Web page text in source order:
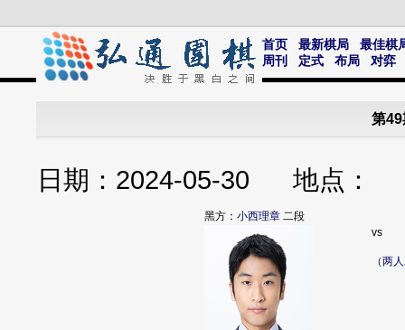
首页 最新棋局
最佳棋
周刊
定式 布局 对弈
第
日期：2024-05-30 地点
黑方： 小西理章 二段
vs
（两